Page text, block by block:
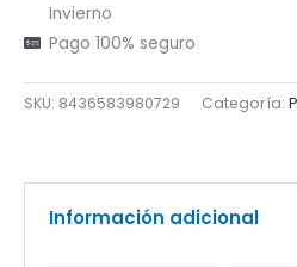
Invierno
Pago 100% seguro
SKU: 8436583980729 Categoría:
Información adicional